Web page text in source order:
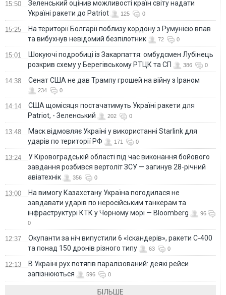
15:50
Зеленський оцінив можливості країн світу надати
Україні ракети до Patriot
125 0
15:25
На території Болгарії поблизу кордону з Румунією впав
та вибухнув невідомий безпілотник
72 0
15:01
Шокуючі подробиці із Закарпаття: омбудсмен Лубінець
розкрив схему у Берегівському РТЦК та СП
386 0
14:38 Сенат США не дав Трампу грошей на війну з Іраном
234 0
14:14
США щомісяця постачатимуть Україні ракети для
Patriot, - Зеленський
202 0
13:48
Маск відмовляє Україні у використанні Starlink для
ударів по території РФ
171 0
13:24
У Кіровоградській області під час виконання бойового
завдання розбився вертоліт ЗСУ — загинув 28-річний
авіатехнік
356 0
13:00
На вимогу Казахстану Україна погодилася не
завдавати ударів по неросійським танкерам та
інфраструктурі КТК у Чорному морі — Bloomberg
96
0
12:37
Окупанти за ніч випустили 6 «Іскандерів», ракети С-400
та понад 150 дронів різного типу
63 0
12:13
В Україні рух потягів паралізований: деякі рейси
запізнюються
596 0
БІЛЬШЕ